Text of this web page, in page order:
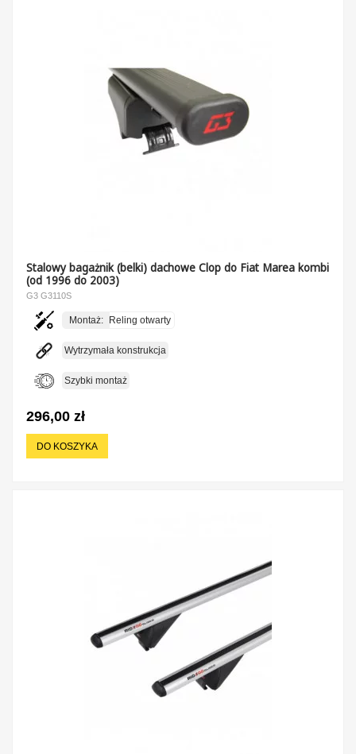
Stalowy bagażnik (belki) dachowe Clop do Fiat Marea kombi
(od 1996 do 2003)
G3 G3110S
Montaż: Reling otwarty
Wytrzymała konstrukcja
Szybki montaż
296,00 zł
DO KOSZYKA